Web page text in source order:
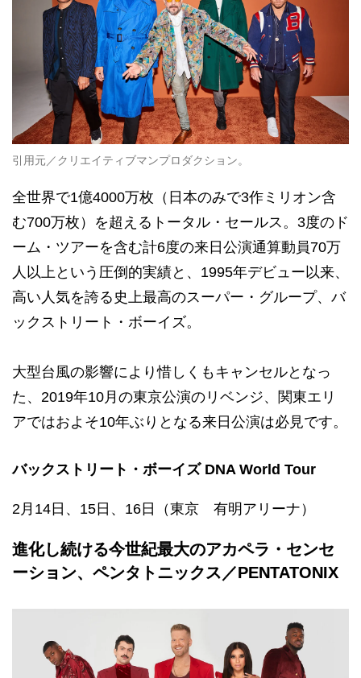
引用元／クリエイティブマンプロダクション。
全世界で1億4000万枚（日本のみで3作ミリオン含
む700万枚）を超えるトータル・セールス。3度のド
ーム・ツアーを含む計6度の来日公演通算動員70万
人以上という圧倒的実績と、1995年デビュー以来、
高い人気を誇る史上最高のスーパー・グループ、バ
ックストリート・ボーイズ。
大型台風の影響により惜しくもキャンセルとなっ
た、2019年10月の東京公演のリベンジ、関東エリ
アではおよそ10年ぶりとなる来日公演は必見です。
バックストリート・ボーイズ DNA World Tour
2月14日、15日、16日（東京 有明アリーナ）
進化し続ける今世紀最大のアカペラ・センセ
ーション、ペンタトニックス／PENTATONIX